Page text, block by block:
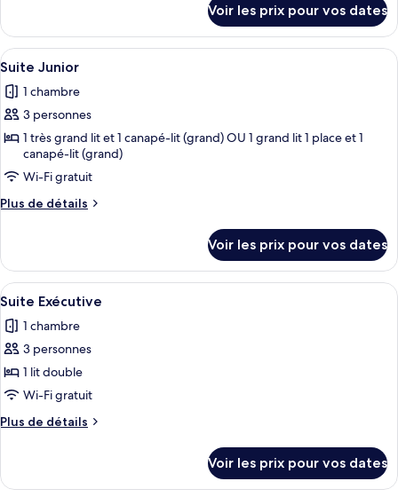
Chambre
Exclusive
le
type
de
Chambre
Exclusive
Voir les prix pour vos dates
Afficher
toutes
les
photos
pour
type
de
Junior
Un vaste espace de vie comprenant
4
Suite Junior
1 chambre
3 personnes
1 très grand lit et 1 canapé-lit (grand) OU 1 grand lit 1 place et 1
canapé-lit (grand)
Wi-Fi gratuit
Plus de détails
Plus
le
type
de
Suite
Junior
Voir les prix pour vos dates
Afficher
toutes
les
photos
pour
ce
type
de
Suite
Une salle de bain moderne avec
4
Suite Exécutive
1 chambre
3 personnes
1 lit double
Wi-Fi gratuit
Plus de détails
Plus
le
Voir les prix pour vos dates